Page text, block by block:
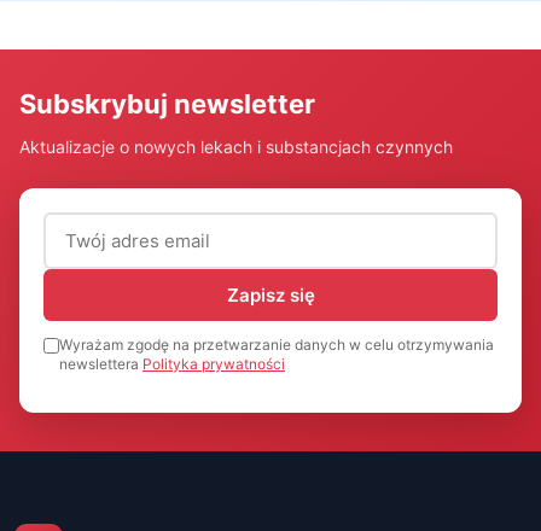
Subskrybuj newsletter
Aktualizacje o nowych lekach i substancjach czynnych
Adres email (wymagany)
Zapisz się
Wyrażam zgodę na przetwarzanie danych w celu otrzymywania
newslettera Polityka prywatności